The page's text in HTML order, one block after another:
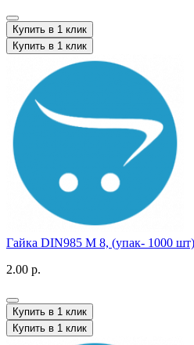
Купить в 1 клик
Купить в 1 клик
Гайка DIN985 M 8, (упак- 1000 шт)
2.00 р.
Купить в 1 клик
Купить в 1 клик